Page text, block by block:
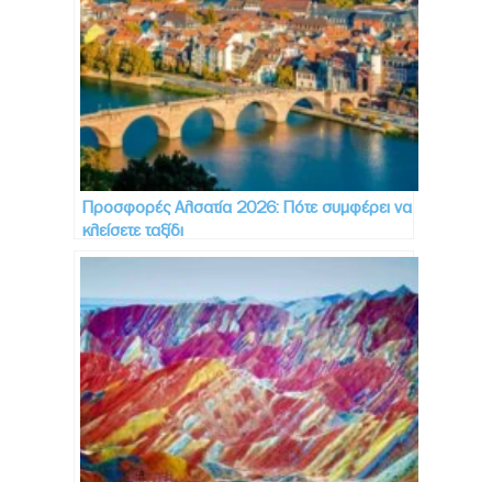
Προσφορές Αλσατία 2026: Πότε συμφέρει να
κλείσετε ταξίδι